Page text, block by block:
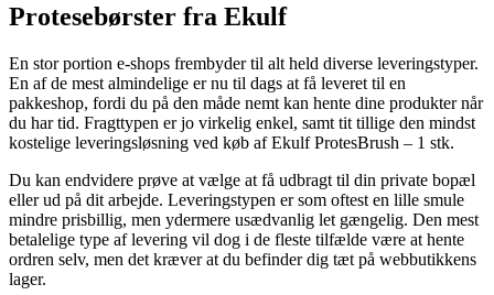
Protesebørster fra Ekulf
En stor portion e-shops frembyder til alt held diverse leveringstyper.
En af de mest almindelige er nu til dags at få leveret til en
pakkeshop, fordi du på den måde nemt kan hente dine produkter når
du har tid. Fragttypen er jo virkelig enkel, samt tit tillige den mindst
kostelige leveringsløsning ved køb af Ekulf ProtesBrush – 1 stk.
Du kan endvidere prøve at vælge at få udbragt til din private bopæl
eller ud på dit arbejde. Leveringstypen er som oftest en lille smule
mindre prisbillig, men ydermere usædvanlig let gængelig. Den mest
betalelige type af levering vil dog i de fleste tilfælde være at hente
ordren selv, men det kræver at du befinder dig tæt på webbutikkens
lager.